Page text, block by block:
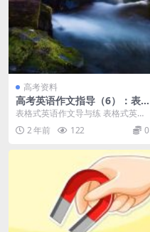
高考资料
高考英语作文指导（6）：表
格式英语作文导与练
表格式英语作文导与练 表格式英语
作文一般是在表格中给出一定的内
容和情景，要求写一...
2 年前 122 0